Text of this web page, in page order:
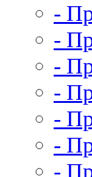
-
-
-
-
-
-
-